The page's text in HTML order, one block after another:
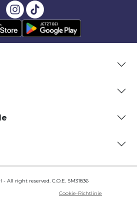
All right reserved. C.O.E. SM31836
Cookie-Richtlinie